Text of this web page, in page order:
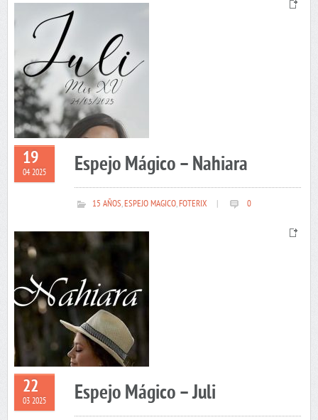
19
04 2025 Espejo Mágico – Nahiara
15 AÑOS,ESPEJO MAGICO,FOTERIX 0
22
03 2025 Espejo Mágico – Juli